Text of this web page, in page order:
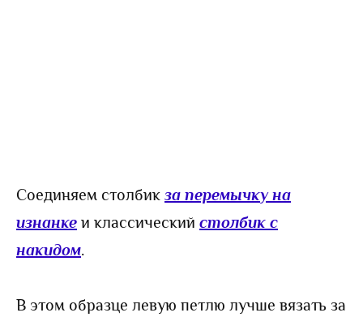
Соединяем столбик за перемычку на
изнанке и классический столбик с
накидом.
В этом образце левую петлю лучше вязать за